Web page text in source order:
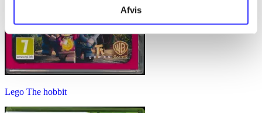
Afvis
Lego The hobbit